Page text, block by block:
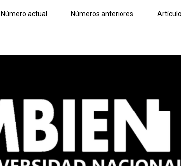
Número actual Números anteriores